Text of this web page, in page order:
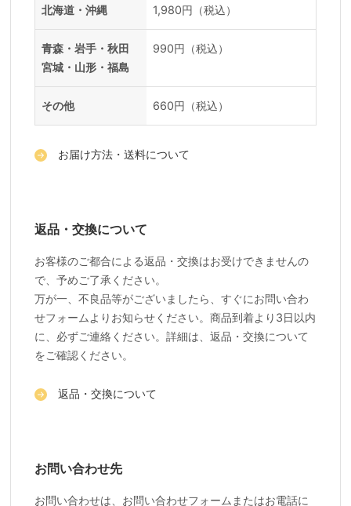
地域 料金
北海道・沖縄 1,980円（税込）
青森・岩手・秋田
宮城・山形・福島
990円（税込）
その他 660円（税込）
お届け方法・送料について
返品・交換について
お客様のご都合による返品・交換はお受けできませんの
で、予めご了承ください。
万が一、不良品等がございましたら、すぐにお問い合わ
せフォームよりお知らせください。商品到着より3日以内
に、必ずご連絡ください。詳細は、返品・交換について
をご確認ください。
返品・交換について
お問い合わせ先
お問い合わせは、お問い合わせフォームまたはお電話に